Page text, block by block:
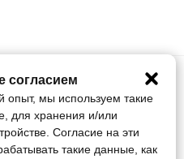
и ни при каких условиях
положениями статьи
Федерации.
согласием
опыт, мы используем такие
для хранения и/или
Согласие на эти
такие данные, как